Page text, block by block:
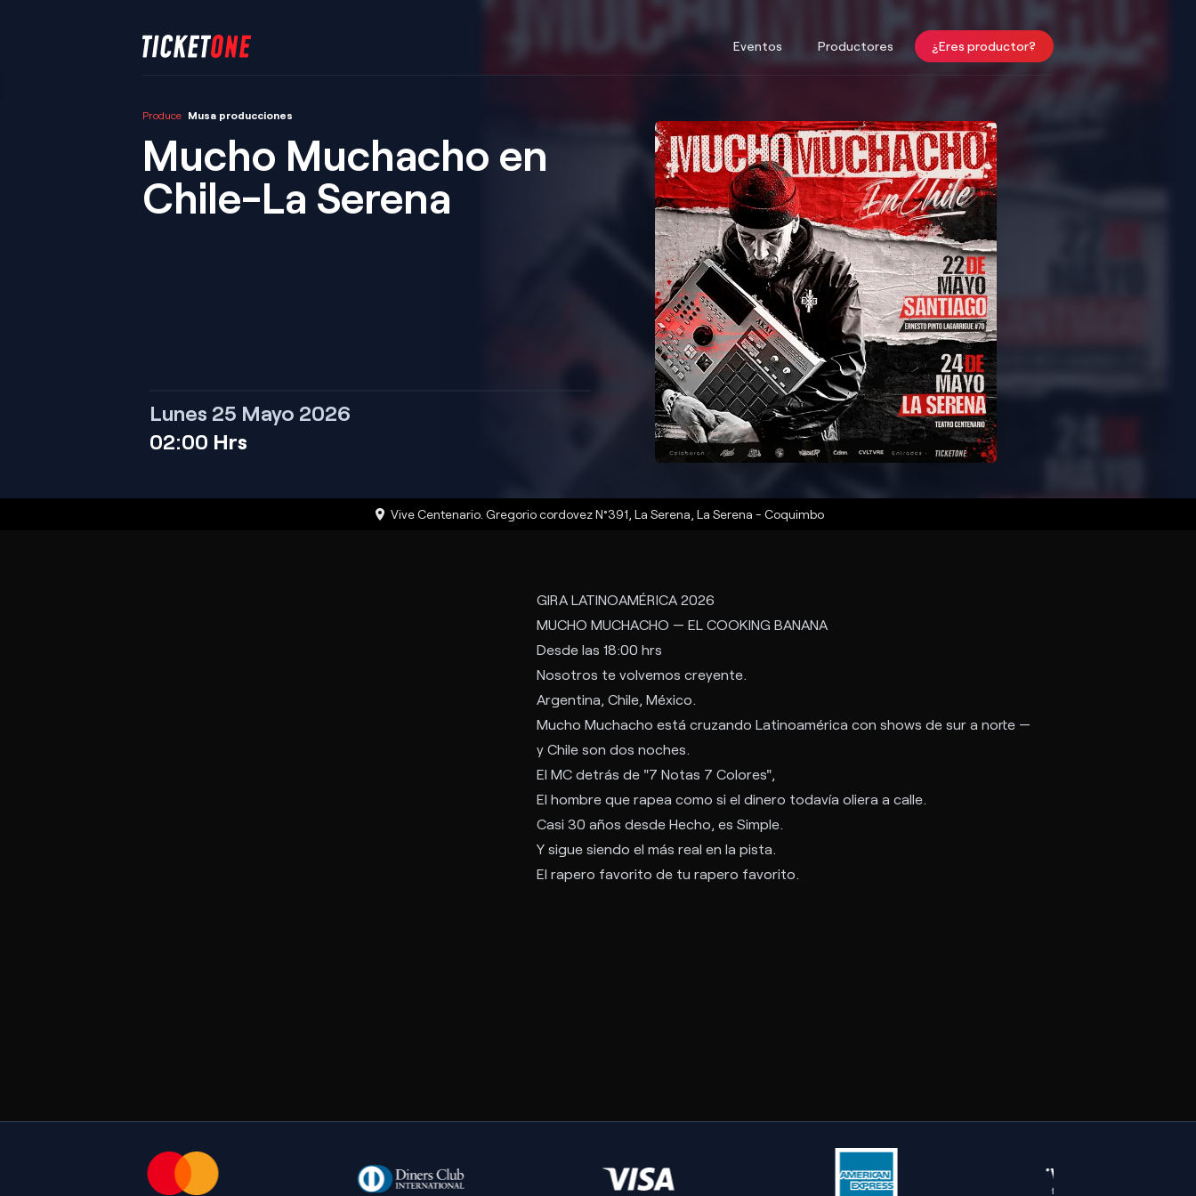
Eventos Productores ¿Eres productor?
Produce Musa producciones
Mucho Muchacho en
Chile-La Serena
Lunes 25 Mayo 2026
02:00 Hrs
Vive Centenario. Gregorio cordovez N°391, La Serena La Serena - Coquimbo
GIRA LATINOAMÉRICA 2026
MUCHO MUCHACHO — EL COOKING BANANA
Desde las 18:00 hrs
Nosotros te volvemos creyente.
Argentina, Chile, México.
Mucho Muchacho está cruzando Latinoamérica con shows de sur a norte —
y Chile son dos noches.
El MC detrás de "7 Notas 7 Colores",
El hombre que rapea como si el dinero todavía oliera a calle.
Casi 30 años desde Hecho, es Simple.
Y sigue siendo el más real en la pista.
El rapero favorito de tu rapero favorito.